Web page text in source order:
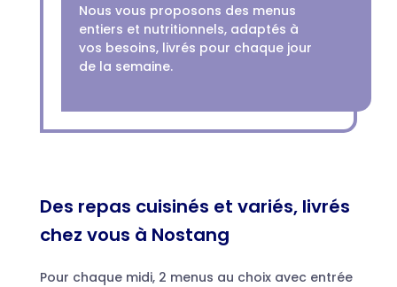
Nous vous proposons des menus
entiers et nutritionnels, adaptés à
vos besoins, livrés pour chaque jour
de la semaine.
Des repas cuisinés et variés, livrés
chez vous à Nostang
Pour chaque midi, 2 menus au choix avec entrée